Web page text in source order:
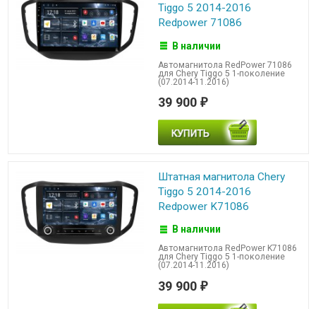
Tiggo 5 2014-2016
Redpower 71086
В наличии
Автомагнитола RedPower 71086
для Chery Tiggo 5 1-поколение
(07.2014-11.2016)
39 900 ₽
Штатная магнитола Chery
Tiggo 5 2014-2016
Redpower K71086
В наличии
Автомагнитола RedPower K71086
для Chery Tiggo 5 1-поколение
(07.2014-11.2016)
39 900 ₽